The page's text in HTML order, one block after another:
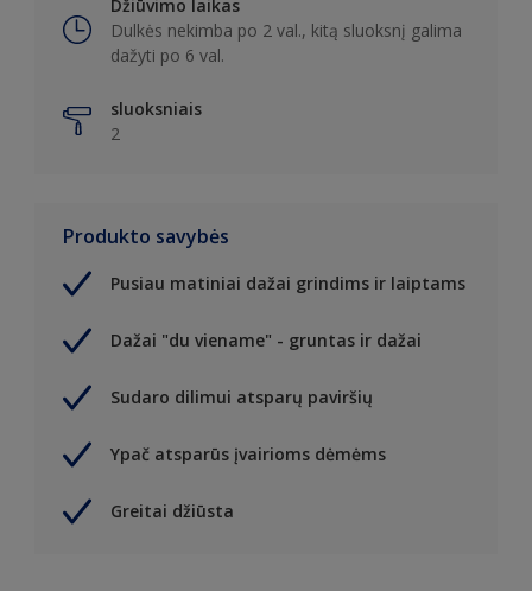
Džiūvimo laikas
Dulkės nekimba po 2 val., kitą sluoksnį galima
dažyti po 6 val.
sluoksniais
2
Produkto savybės
Pusiau matiniai dažai grindims ir laiptams
Dažai "du viename" - gruntas ir dažai
Sudaro dilimui atsparų paviršių
Ypač atsparūs įvairioms dėmėms
Greitai džiūsta